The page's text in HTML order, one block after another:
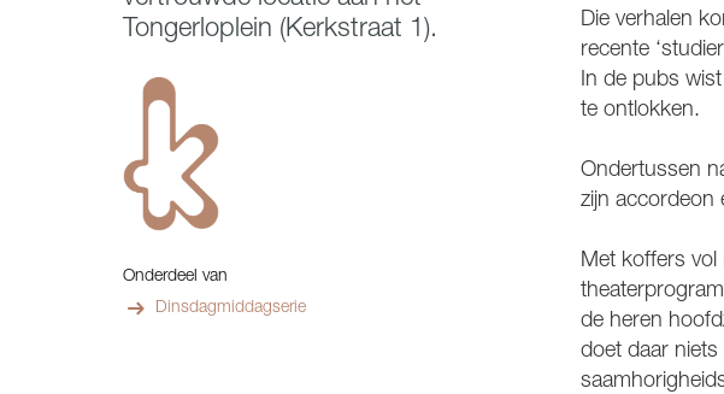
Die verhalen
recente
In de pubs
te ontlokken.
Ondertussen
zijn accordeon
Met koffers vol
de heren
doet daar
Tongerloplein (Kerkstraat 1).
Onderdeel van
Dinsdagmiddagserie